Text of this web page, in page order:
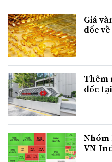
Giá
dốc
Thêm
đốc
Nhóm
VN-